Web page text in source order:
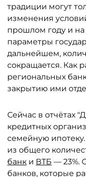
традиции могут
изменения
прошлом году и на
параметры
дальнейшем,
сокращается. Как
региональных
закрытию ими
Сейчас в отчётах
кредитных
семейную
из общего
банк и ВТБ — 23%.
банков, которые